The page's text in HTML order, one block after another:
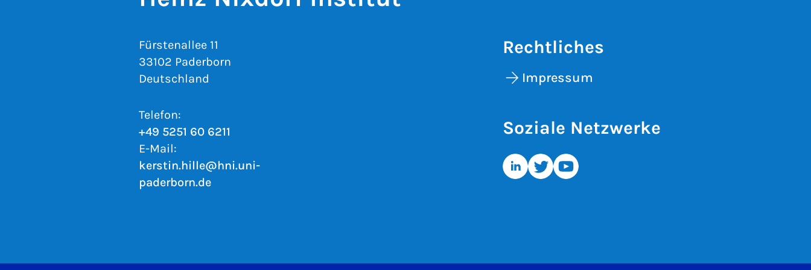
Fürstenallee 11
33102 Paderborn
Deutschland
Telefon:
+49 5251 60 6211
E-Mail:
kerstin.hille@hni.uni-
paderborn.de
Rechtliches
Impressum
Soziale Netzwerke